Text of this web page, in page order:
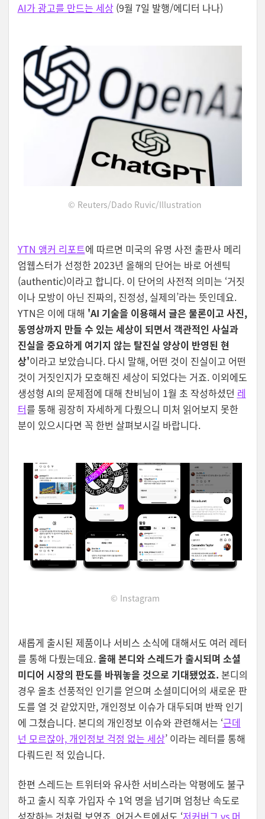
AI가 광고를 만드는 세상 (9월 7일 발행/에디터 나나)
© Reuters/Dado Ruvic/Illustration
YTN 앵커 리포트에 따르면 미국의 유명 사전 출판사 메리
엄웹스터가 선정한 2023년 올해의 단어는 바로 어센틱
(authentic)이라고 합니다. 이 단어의 사전적 의미는 ‘거짓
이나 모방이 아닌 진짜의, 진정성, 실제의’라는 뜻인데요.
YTN은 이에 대해 'AI 기술을 이용해서 글은 물론이고 사진,
동영상까지 만들 수 있는 세상이 되면서 객관적인 사실과
진실을 중요하게 여기지 않는 탈진실 양상이 반영된 현
상'이라고 보았습니다. 다시 말해, 어떤 것이 진실이고 어떤
것이 거짓인지가 모호해진 세상이 되었다는 거죠. 이외에도
생성형 AI의 문제점에 대해 찬비님이 1월 초 작성하셨던 레
터를 통해 굉장히 자세하게 다뤘으니 미처 읽어보지 못한
분이 있으시다면 꼭 한번 살펴보시길 바랍니다.
© Instagram
새롭게 출시된 제품이나 서비스 소식에 대해서도 여러 레터
를 통해 다뤘는데요.올해 본디와 스레드가 출시되며 소셜
미디어 시장의 판도를 바꿔놓을 것으로 기대됐었죠. 본디의
경우 올초 선풍적인 인기를 얻으며 소셜미디어의 새로운 판
도를 열 것 같았지만, 개인정보 이슈가 대두되며 반짝 인기
에 그쳤습니다. 본디의 개인정보 이슈와 관련해서는 ‘근데
넌 모르잖아, 개인정보 걱정 없는 세상’ 이라는 레터를 통해
다뤄드린 적 있습니다.
한편 스레드는 트위터와 유사한 서비스라는 악평에도 불구
하고 출시 직후 가입자 수 1억 명을 넘기며 엄청난 속도로
성장하는 것처럼 보였죠. 어거스트에서도 ‘저커버그 vs 머